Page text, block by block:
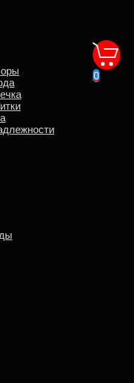
0
заказать поминальную
кладбище или передать
работаем на рынке e-
и партнёров в
нам доставлять